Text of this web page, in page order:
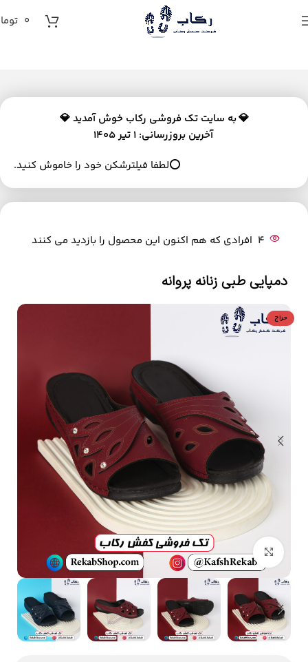
0
💎به سایت تک فروشی رکاب خوش آمدید 💎
آخرین بروزرسانی: 1 تیر 1405
⭕لطفا فیلترشکن خود را خاموش کنید.
4 افرادی که هم اکنون این محصول را بازدید می کنند
دمپایی طبی زنانه پروانه
حراج
بزرگنمایی تصویر